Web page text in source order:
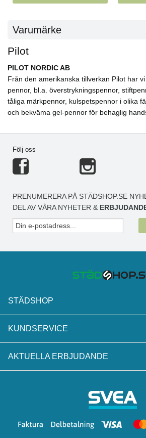
Varumärke
Pilot
PILOT NORDIC AB
Från den amerikanska tillverkan Pilot har
pennor, bl.a. överstrykningspennor,
tåliga märkpennor, kulspetspennor i olika
och bekväma gel-pennor för behaglig
Följ oss
PRENUMERERA PÅ STÄDSHOP.SE
DEL AV VÅRA NYHETER &
STÄDSHOP
KUNDSERVICE
AKTUELLA ERBJUDANDE